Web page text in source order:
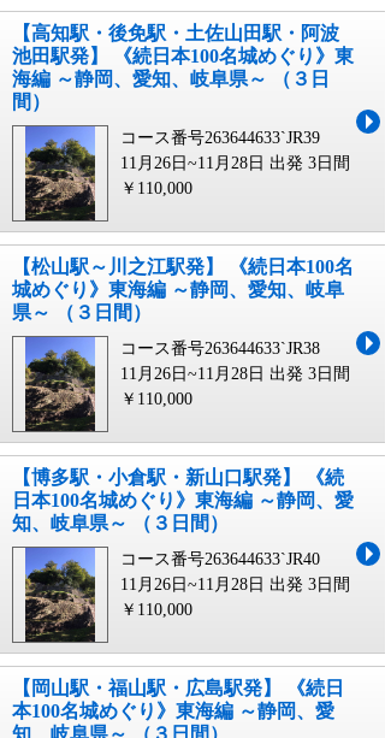
【高知駅・後免駅・土佐山田駅・阿波
池田駅発】 《続日本100名城めぐり》東
海編 ～静岡、愛知、岐阜県～ （３日
間）
コース番号263644633`JR39
11月26日~11月28日 出発 3日間
￥110,000
【松山駅～川之江駅発】 《続日本100名
城めぐり》東海編 ～静岡、愛知、岐阜
県～ （３日間）
コース番号263644633`JR38
11月26日~11月28日 出発 3日間
￥110,000
【博多駅・小倉駅・新山口駅発】 《続
日本100名城めぐり》東海編 ～静岡、愛
知、岐阜県～ （３日間）
コース番号263644633`JR40
11月26日~11月28日 出発 3日間
￥110,000
【岡山駅・福山駅・広島駅発】 《続日
本100名城めぐり》東海編 ～静岡、愛
知、岐阜県～ （３日間）